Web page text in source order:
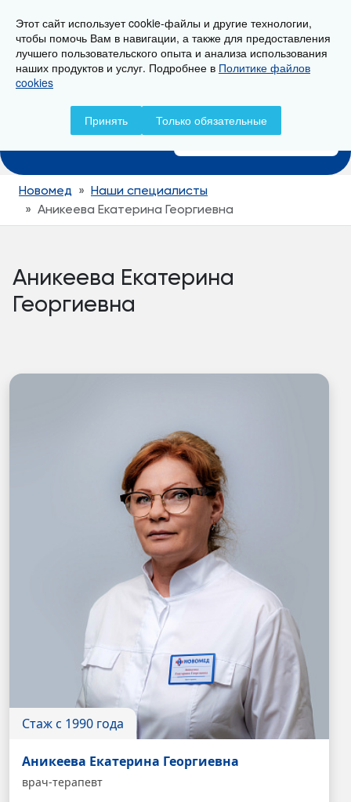
Этот сайт использует cookie-файлы и другие технологии,
чтобы помочь Вам в навигации, а также для предоставления
лучшего пользовательского опыта и анализа использования
наших продуктов и услуг. Подробнее в Политике файлов
cookies
Принять Только обязательные
г. Новороссийск, ул. Свердлова 36А
+7 (8617) 799-799
Новомед
Наши специалисты
Аникеева Екатерина Георгиевна
Аникеева Екатерина
Георгиевна
Стаж с 1990 года
Аникеева Екатерина Георгиевна
врач-терапевт